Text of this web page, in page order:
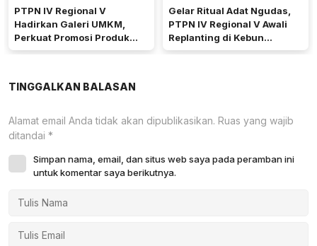
PTPN IV Regional V
Hadirkan Galeri UMKM,
Perkuat Promosi Produk
Mitra Binaan Melalui Inovasi
Gelar Ritual Adat Ngudas,
PTPN IV Regional V Awali
Replanting di Kebun
Kembayan
TINGGALKAN BALASAN
Alamat email Anda tidak akan dipublikasikan. Ruas yang wajib
ditandai *
Simpan nama, email, dan situs web saya pada peramban ini
untuk komentar saya berikutnya.